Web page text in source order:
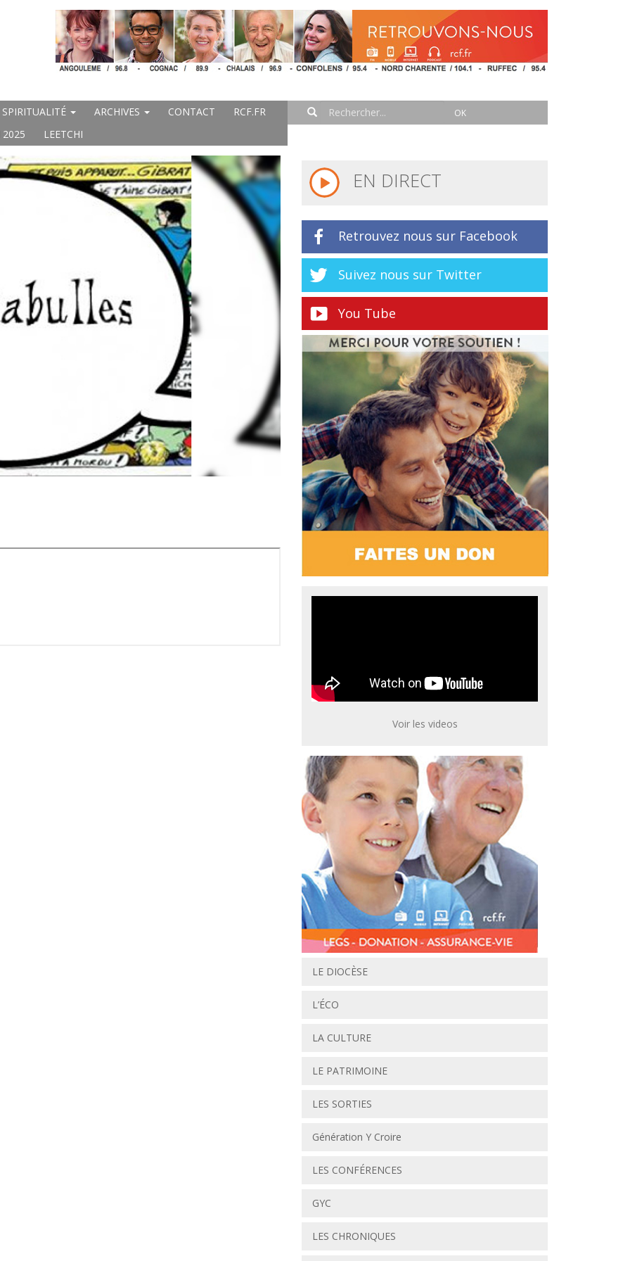
SPIRITUALITÉ ARCHIVES CONTACT
RCF.FR
2025 LEETCHI
EN DIRECT
Retrouvez nous sur Facebook
Suivez nous sur Twitter
You Tube
Voir les videos
LE DIOCÈSE
L’ÉCO
LA CULTURE
LE PATRIMOINE
LES SORTIES
Génération Y Croire
LES CONFÉRENCES
GYC
LES CHRONIQUES